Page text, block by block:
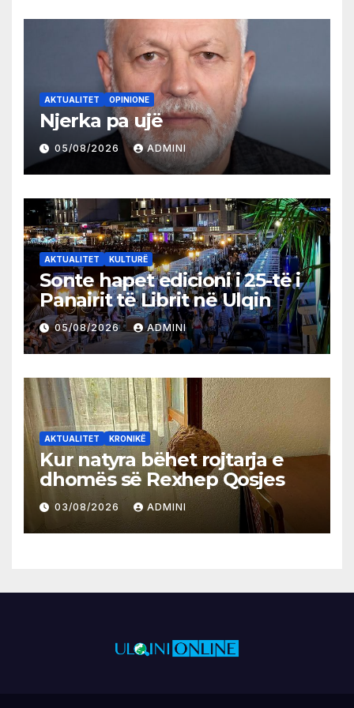
AKTUALITET OPINIONE
Njerka pa ujë
05/08/2026 ADMINI
AKTUALITET KULTURË
Sonte hapet edicioni i 25-të i
Panairit të Librit në Ulqin
05/08/2026 ADMINI
AKTUALITET KRONIKË
Kur natyra bëhet rojtarja e
dhomës së Rexhep Qosjes
03/08/2026 ADMINI